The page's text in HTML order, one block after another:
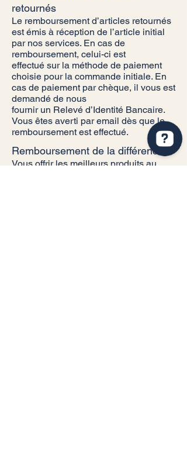
retournés
Le remboursement d’articles retournés
est émis à réception de l’article initial
par nos services. En cas de
remboursement, celui-ci est
effectué sur la méthode de paiement
choisie pour la commande initiale. En
cas de paiement par chèque, il vous est
demandé de nous
fournir un Relevé d’Identité Bancaire.
Vous êtes averti par email dès que le
remboursement est effectué.
Remboursement de la différence
Vous offrir les meilleurs produits au